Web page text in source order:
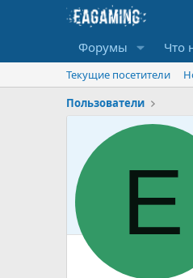
Форумы Что
Текущие посетители
Пользователи
E